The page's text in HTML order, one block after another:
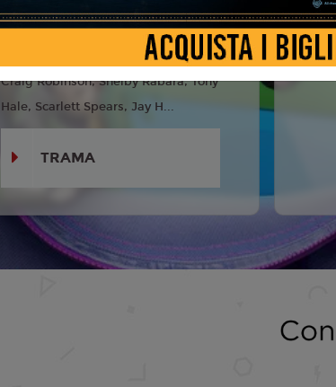
Con:Tom Hanks, Tim Allen, Joan
Cusack, Greta Lee, Conan O'brien,
Craig Robinson, Shelby Rabara, Tony
Hale, Scarlett Spears, Jay H...
TRAMA